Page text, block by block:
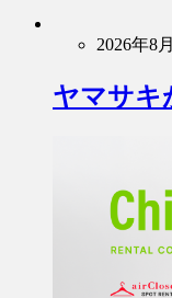
2026年8
ヤマサキ